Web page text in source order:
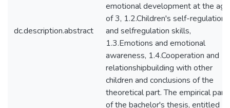
dc.description.abstract
emotional development at the age
of 3, 1.2.Children's self-regulation
and selfregulation skills,
1.3.Emotions and emotional
awareness, 1.4.Cooperation and
relationshipbuilding with other
children and conclusions of the
theoretical part. The empirical part
of the bachelor's thesis, entitled